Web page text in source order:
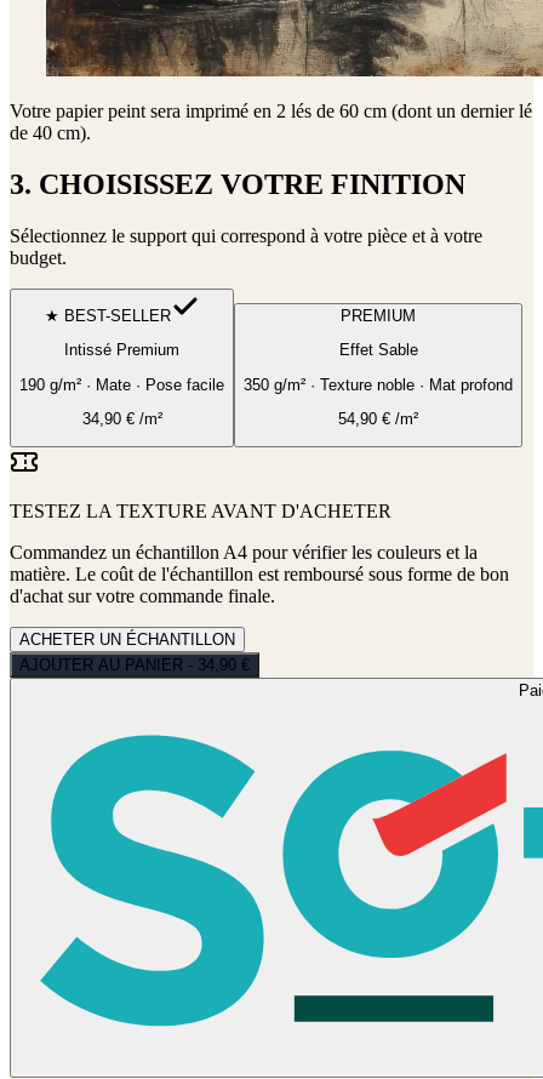
Votre papier peint sera imprimé en 2 lés de 60 cm (dont un dernier lé
de 40 cm).
3. CHOISISSEZ VOTRE FINITION
Sélectionnez le support qui correspond à votre pièce et à votre
budget.
★ BEST-SELLER
Intissé Premium
190 g/m² · Mate · Pose facile
34,90€/m²
PREMIUM
Effet Sable
350 g/m² · Texture noble · Mat profond
54,90 € /m²
TESTEZ LA TEXTURE AVANT D'ACHETER
Commandez un échantillon A4 pour vérifier les couleurs et la
matière. Le coût de l'échantillon est remboursé sous forme de bon
d'achat sur votre commande finale.
ACHETER UN ÉCHANTILLON
AJOUTER AU PANIER - 34,90 €